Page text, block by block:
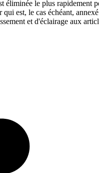
éliminée le plus rapidement
est, le cas échéant,
et d'éclairage aux